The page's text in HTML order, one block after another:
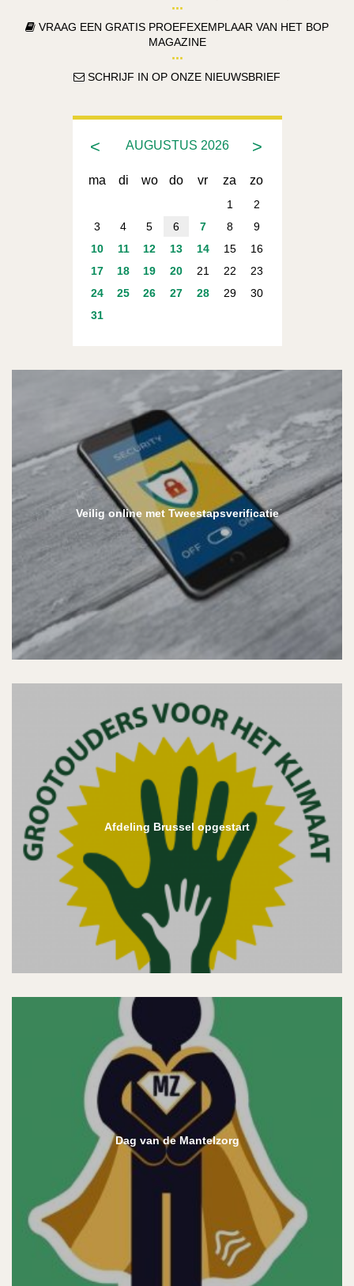
VRAAG EEN GRATIS PROEFEXEMPLAAR VAN HET BOP
MAGAZINE
SCHRIJF IN OP ONZE NIEUWSBRIEF
< >
AUGUSTUS 2026
ma di wo do vr za zo
1
2
3
4 5 6 7 8
9
10
11 12 13 14 15
16
17
18 19 20 21 22
23
24
25 26 27 28 29
30
31
Veilig online met Tweestapsverificatie
Afdeling Brussel opgestart
Dag van de Mantelzorg